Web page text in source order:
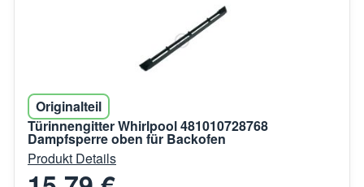
Originalteil
Türinnengitter Whirlpool 481010728768
Dampfsperre oben für Backofen
Produkt Details